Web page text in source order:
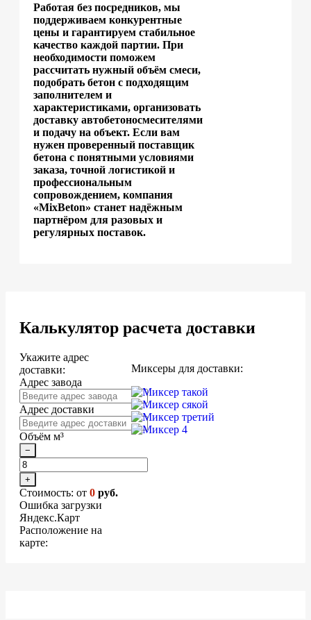
Работая без посредников, мы
поддерживаем конкурентные
цены и гарантируем стабильное
качество каждой партии. При
необходимости поможем
рассчитать нужный объём смеси,
подобрать бетон с подходящим
заполнителем и
характеристиками, организовать
доставку автобетоносмесителями
и подачу на объект. Если вам
нужен проверенный поставщик
бетона с понятными условиями
заказа, точной логистикой и
профессиональным
сопровождением, компания
«MixBeton» станет надёжным
партнёром для разовых и
регулярных поставок.
Калькулятор расчета доставки
Укажите адрес
доставки:
Адрес завода
Адрес доставки
Объём м³
−
+
Стоимость: от 0 руб.
Ошибка загрузки
Яндекс.Карт
Расположение на
карте:
Миксеры для доставки: